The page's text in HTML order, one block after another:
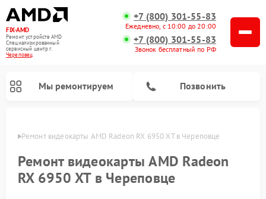
FIX-AMD
Ремонт устройств AMD
Специализированный
cервисный центр г.
Череповец
+7 (800) 301-55-83
Ежедневно, с 10:00 до 20:00
+7 (800) 301-55-83
Звонок бесплатный по РФ
Мы ремонтируем Позвонить
Ремонт видеокарты AMD Radeon RX 6950 XT в Череповце
Ремонт видеокарты AMD Radeon
RX 6950 XT в Череповце